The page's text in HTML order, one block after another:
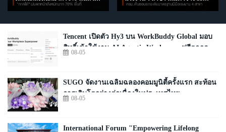
Tencent เปิดตัว Hy3 บน WorkBuddy Global มอบ
สิทธิ์เข้าใช้งาน AI Agentic Workspace ฟรีตลอด
08-05
SUGO จัดงานเฉลิมฉลองคอมมูนิตี้ครั้งแรก สะท้อน
การเติบโตอย่างต่อเนื่องในประเทศไทย
08-05
International Forum "Empowering Lifelong